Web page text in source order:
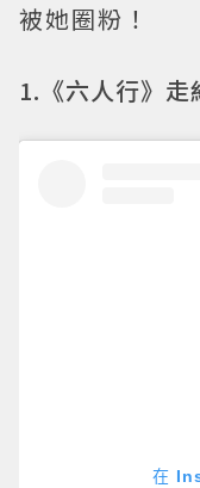
被她圈粉！
1.《六人行》走
在